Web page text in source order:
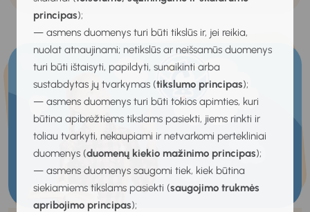
principas);
— asmens duomenys turi būti tikslūs ir, jei reikia,
nuolat atnaujinami; netikslūs ar neišsamūs duomenys
turi būti ištaisyti, papildyti, sunaikinti arba
sustabdytas jų tvarkymas (tikslumo principas);
— asmens duomenys turi būti tokios apimties, kuri
būtina apibrėžtiems tikslams pasiekti, jiems rinkti ir
toliau tvarkyti, nekaupiami ir netvarkomi pertekliniai
duomenys (duomenų kiekio mažinimo principas);
— asmens duomenys saugomi tiek, kiek būtina
siekiamiems tikslams pasiekti (saugojimo trukmės
apribojimo principas);